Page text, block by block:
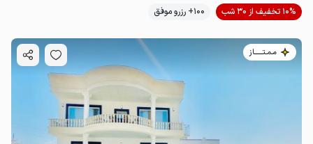
10% تخفیف از 30 شب
100+ رزرو موفق
مـمـتــــــاز